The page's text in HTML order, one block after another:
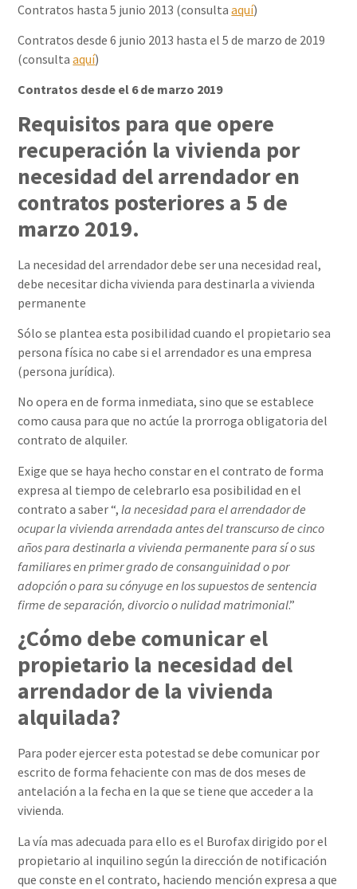
Contratos hasta 5 junio 2013 (consultaaquí)
Contratos desde 6 junio 2013 hasta el 5 de marzo de 2019
(consultaaquí)
Contratos desde el 6 de marzo 2019
Requisitos para que opere
recuperación la vivienda por
necesidad del arrendador en
contratos posteriores a 5 de
marzo 2019.
La necesidad del arrendador debe ser una necesidad real,
debe necesitar dicha vivienda para destinarla a vivienda
permanente
Sólo se plantea esta posibilidad cuando el propietario sea
persona física no cabe si el arrendador es una empresa
(persona jurídica).
No opera en de forma inmediata, sino que se establece
como causa para que no actúe la prorroga obligatoria del
contrato de alquiler.
Exige que se haya hecho constar en el contrato de forma
expresa al tiempo de celebrarlo esa posibilidad en el
contrato a saber “,la necesidad para el arrendador de
ocupar la vivienda arrendada antes del transcurso de cinco
años para destinarla a vivienda permanente para sí o sus
familiares en primer grado de consanguinidad o por
adopción o para su cónyuge en los supuestos de sentencia
firme de separación, divorcio o nulidad matrimonial.”
¿Cómo debe comunicar el
propietario la necesidad del
arrendador de la vivienda
alquilada?
Para poder ejercer esta potestad se debe comunicar por
escrito de forma fehaciente con mas de dos meses de
antelación a la fecha en la que se tiene que acceder a la
vivienda.
La vía mas adecuada para ello es el Burofax dirigido por el
propietario al inquilino según la dirección de notificación
que conste en el contrato, haciendo mención expresa a que